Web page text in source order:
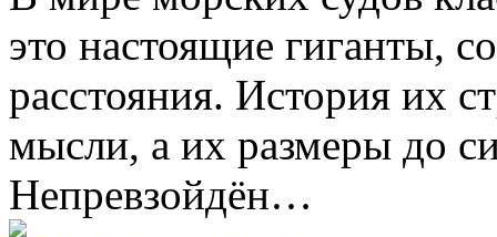
это настоящие гиганты,
расстояния. История их
мысли, а их размеры до
Непревзойдён…